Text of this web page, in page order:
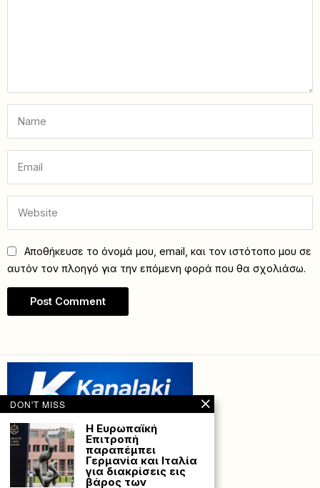
Αποθήκευσε το όνομά μου, email, και τον ιστότοπο μου σε
αυτόν τον πλοηγό για την επόμενη φορά που θα σχολιάσω.
DON'T MISS
Η Ευρωπαϊκή
Επιτροπή
παραπέμπει
Γερμανία και Ιταλία
για διακρίσεις εις
βάρος των